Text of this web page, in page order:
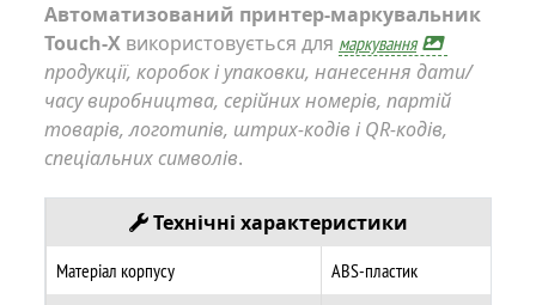
Автоматизований принтер-маркувальник
Touch-X використовується для маркування
продукції, коробок і упаковки, нанесення дати/
часу виробництва, серійних номерів, партій
товарів, логотипів, штрих-кодів і QR-кодів,
спеціальних символів.
Технічні характеристики
Матеріал корпусу ABS-пластик